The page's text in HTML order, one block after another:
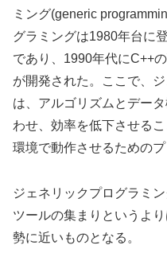
ミング(generic
グラミングは1980年台に
であり、1990年代にC++
が開発された。ここで、
は、アルゴリズムとデー
わせ、効率を低下させる
環境で動作させるための
ジェネリックプログラミ
ツールの集まりというよ
勢に近いものとなる。